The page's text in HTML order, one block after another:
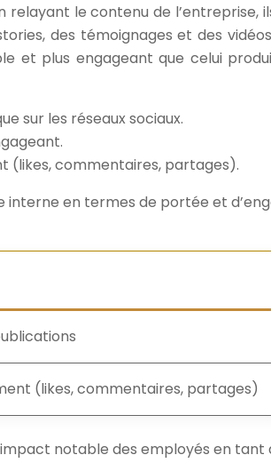
relayant le contenu de
des témoignages et des
et plus engageant que celui
sur les réseaux sociaux.
(likes, commentaires, partages).
interne en termes de portée et
(likes, commentaires, partages)
notable des employés en tant